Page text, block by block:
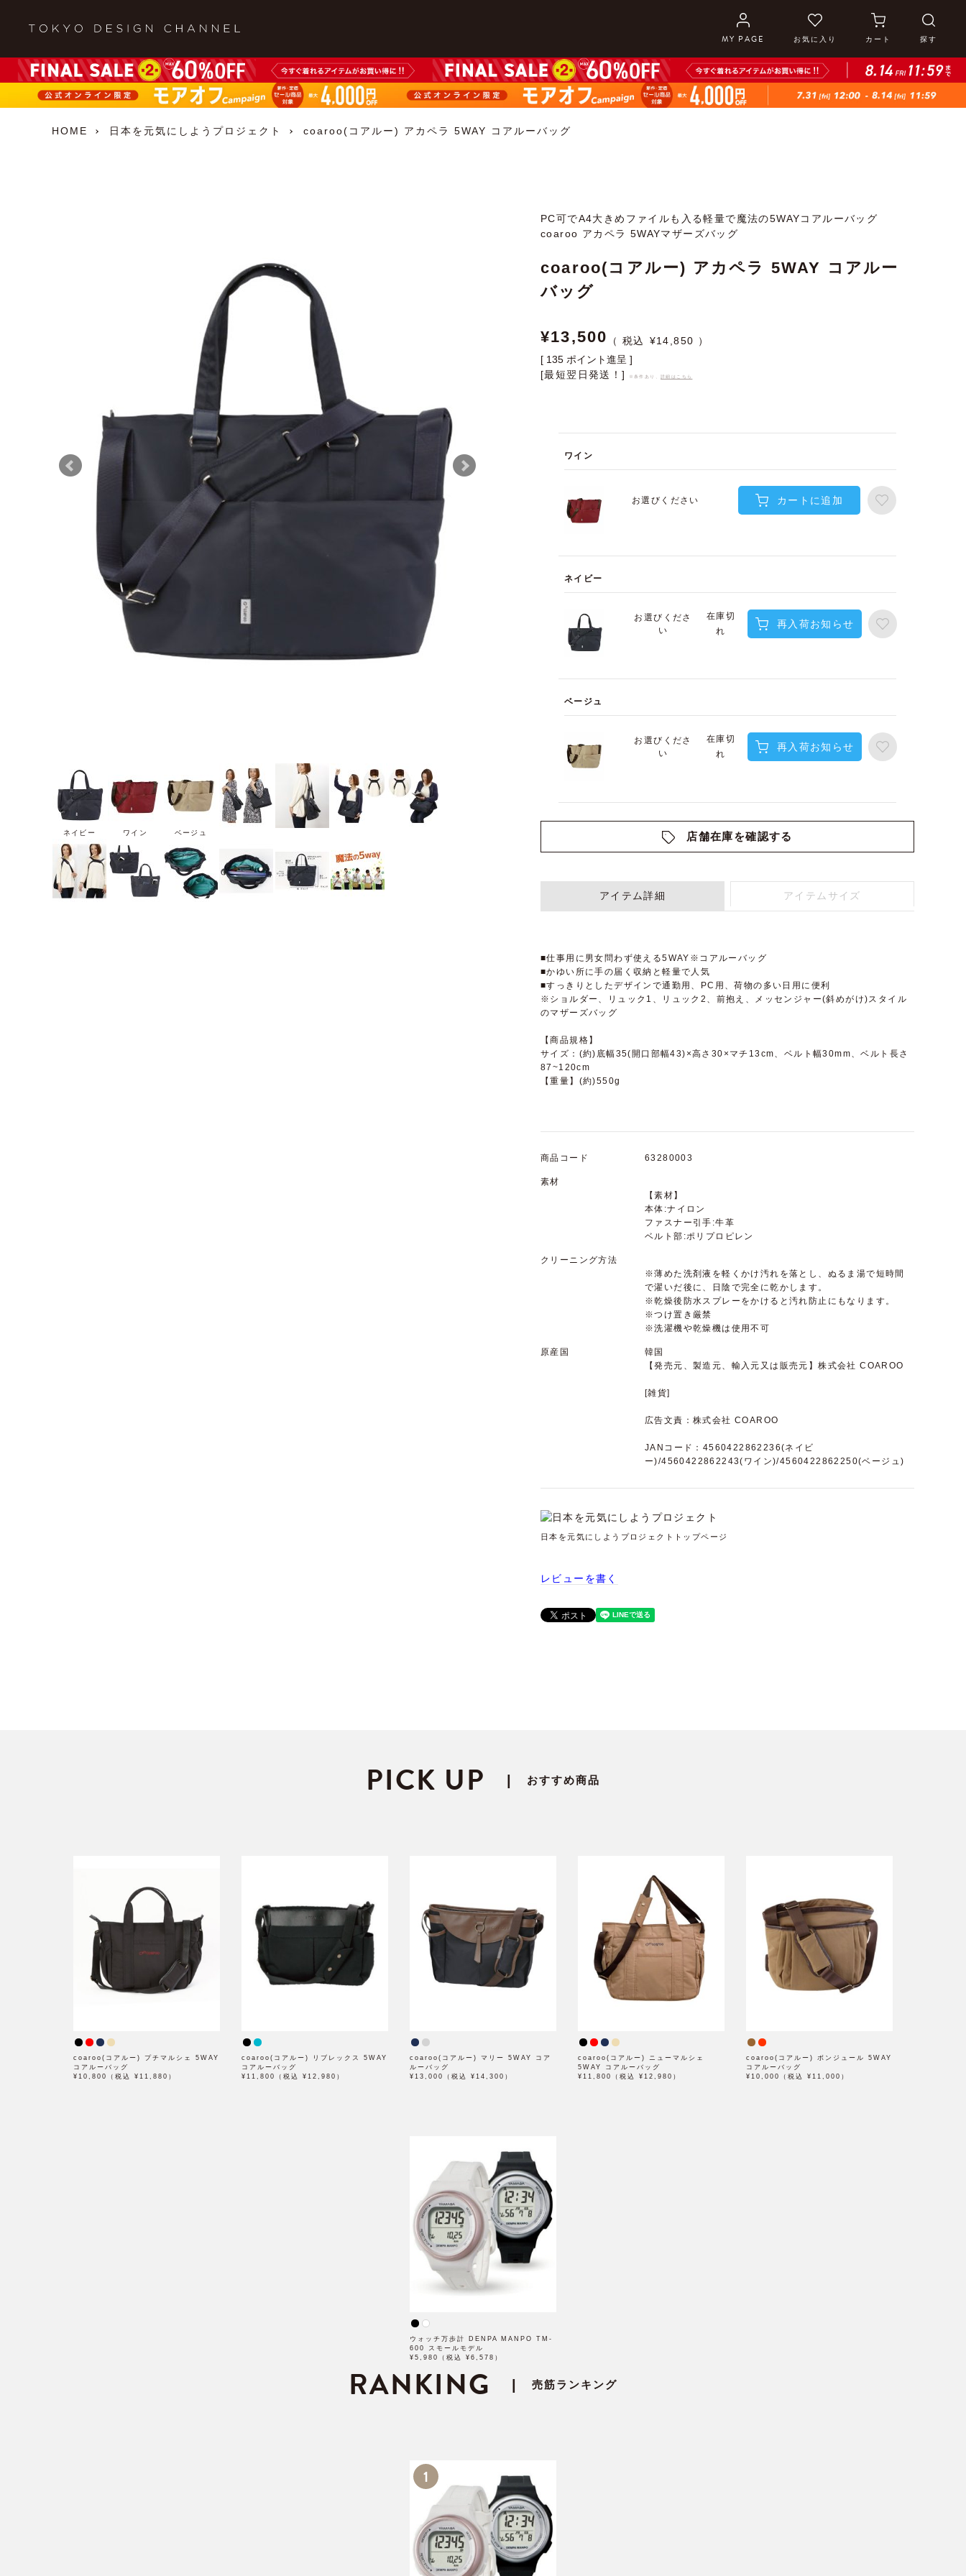
MY PAGE お気に入り カート 探す
HOME 日本を元気にしようプロジェクト coaroo(コアルー) アカペラ 5WAY コアルーバッグ
ネイビー ワイン ベージュ
PC可でA4大きめファイルも入る軽量で魔法の5WAYコアルーバッグ
coaroo アカペラ 5WAYマザーズバッグ
coaroo(コアルー) アカペラ 5WAY コアルー
バッグ
¥13,500 ¥14,850
[ 135 ポイント進呈 ]
[最短翌日発送！]
※条件あり、 詳細はこちら
ワイン
お選びください カートに追加
ネイビー
お選びくださ
い
在庫切
れ
再入荷お知らせ
ベージュ
お選びくださ
い
在庫切
れ
再入荷お知らせ
店舗在庫を確認する
アイテム詳細 アイテムサイズ
■仕事用に男女問わず使える5WAY※コアルーバッグ
■かゆい所に手の届く収納と軽量で人気
■すっきりとしたデザインで通勤用、PC用、荷物の多い日用に便利
※ショルダー、リュック1、リュック2、前抱え、メッセンジャー(斜めがけ)スタイル
のマザーズバッグ
【商品規格】
サイズ：(約)底幅35(開口部幅43)×高さ30×マチ13cm、ベルト幅30mm、ベルト長さ
87~120cm
【重量】(約)550g
商品コード 63280003
素材
【素材】
本体:ナイロン
ファスナー引手:牛革
ベルト部:ポリプロピレン
クリーニング方法
※薄めた洗剤液を軽くかけ汚れを落とし、ぬるま湯で短時間
で濯いだ後に、日陰で完全に乾かします。
※乾燥後防水スプレーをかけると汚れ防止にもなります。
※つけ置き厳禁
※洗濯機や乾燥機は使用不可
原産国
韓国
【発売元、製造元、輸入元又は販売元】株式会社 COAROO
[雑貨]
広告文責：株式会社 COAROO
JANコード：4560422862236(ネイビ
ー)/4560422862243(ワイン)/4560422862250(ベージュ)
日本を元気にしようプロジェクトトップページ
レビューを書く
PICK UP | おすすめ商品
coaroo(コアルー) プチマルシェ 5WAY
コアルーバッグ
¥10,800（税込 ¥11,880）
coaroo(コアルー) リブレックス 5WAY
コアルーバッグ
¥11,800（税込 ¥12,980）
coaroo(コアルー) マリー 5WAY コア
ルーバッグ
¥13,000（税込 ¥14,300）
coaroo(コアルー) ニューマルシェ
5WAY コアルーバッグ
¥11,800（税込 ¥12,980）
coaroo(コアルー) ボンジュール 5WAY
コアルーバッグ
¥10,000（税込 ¥11,000）
ウォッチ万歩計 DENPA MANPO TM-
600 スモールモデル
¥5,980（税込 ¥6,578）
RANKING 売筋ランキング
1